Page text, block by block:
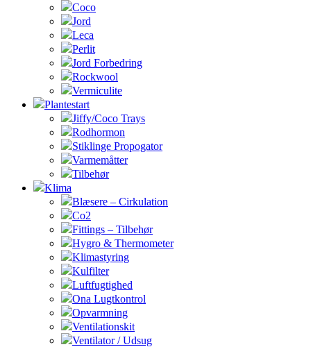
Coco
Jord
Leca
Perlit
Jord Forbedring
Rockwool
Vermiculite
Plantestart
Jiffy/Coco Trays
Rodhormon
Stiklinge Propogator
Varmemåtter
Tilbehør
Klima
Blæsere – Cirkulation
Co2
Fittings – Tilbehør
Hygro & Thermometer
Klimastyring
Kulfilter
Luftfugtighed
Ona Lugtkontrol
Opvarmning
Ventilationskit
Ventilator / Udsug